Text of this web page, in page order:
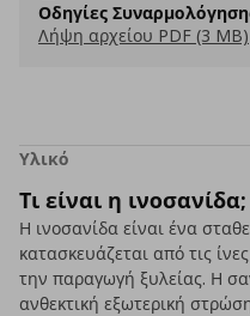
Οδηγίες
Λήψη αρχείου PDF (3 MB)
Υλικό
Τι είναι η ινοσανίδα;
Η ινοσανίδα είναι ένα
κατασκευάζεται από τις
την παραγωγή ξυλείας. Η
ανθεκτική εξωτερική